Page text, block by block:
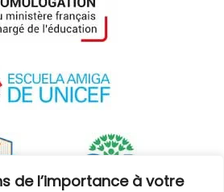
de l’importance à votre